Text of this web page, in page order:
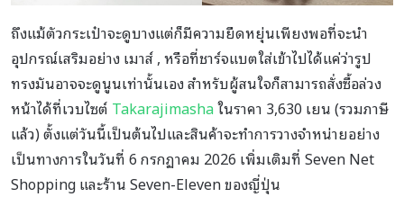
ถึงแม้ตัวกระเป๋าจะดูบางแต่ก็มีความยืดหยุ่นเพียงพอที่จะนำ
อุปกรณ์เสริมอย่าง เมาส์ , หรือที่ชาร์จแบตใส่เข้าไปได้แค่ว่ารูป
ทรงมันอาจจะดูนูนเท่านั้นเอง สำหรับผู้สนใจก็สามารถสั่งซื้อล่วง
หน้าได้ที่เวบไซต์ Takarajimashaในราคา 3,630 เยน (รวมภาษี
แล้ว) ตั้งแต่วันนี้เป็นต้นไปและสินค้าจะทำการวางจำหน่ายอย่าง
เป็นทางการในวันที่ 6 กรกฏาคม 2026 เพิ่มเติมที่Seven Net
Shopping และร้าน Seven-Eleven ของญี่ปุ่น